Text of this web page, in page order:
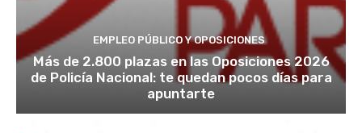
EMPLEO PÚBLICO Y OPOSICIONES
Más de 2.800 plazas en las Oposiciones 2026
de Policía Nacional: te quedan pocos días para
apuntarte